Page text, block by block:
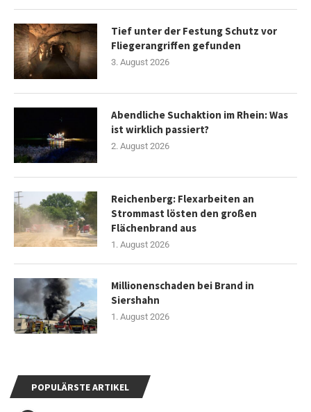
Tief unter der Festung Schutz vor
Fliegerangriffen gefunden
3. August 2026
Abendliche Suchaktion im Rhein: Was
ist wirklich passiert?
2. August 2026
Reichenberg: Flexarbeiten an
Strommast lösten den großen
Flächenbrand aus
1. August 2026
Millionenschaden bei Brand in
Siershahn
1. August 2026
POPULÄRSTE ARTIKEL